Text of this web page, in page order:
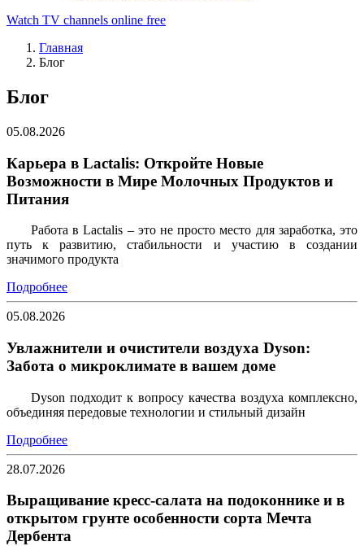
Watch TV channels online free
Главная
Блог
Блог
05.08.2026
Карьера в Lactalis: Откройте Новые
Возможности в Мире Молочных Продуктов и
Питания
Работа в Lactalis – это не просто место для заработка, это
путь к развитию, стабильности и участию в создании
значимого продукта
Подробнее
05.08.2026
Увлажнители и очистители воздуха Dyson:
Забота о микроклимате в вашем доме
Dyson подходит к вопросу качества воздуха комплексно,
объединяя передовые технологии и стильный дизайн
Подробнее
28.07.2026
Выращивание кресс-салата на подоконнике и в
открытом грунте особенности сорта Мечта
Дербента